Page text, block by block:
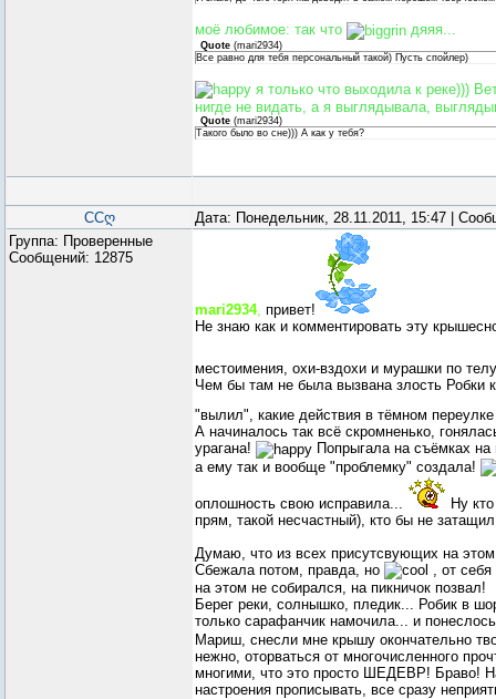
моё любимое: так что дяяя...
Quote (mari2934)
Все равно для тебя персональный такой) Пусть спойлер)
я только что выходила к реке)))
нигде не видать, а я выглядывала,
Quote (mari2934)
Такого было во сне))) А как у тебя?
ССღ
Дата: Понедельник, 28.11.2011, 15:47 |
Группа: Проверенные
Сообщений: 12875
mari2934, привет!
Не знаю как и комментировать эту
местоимения, охи-вздохи и мурашки по
Чем бы там не была вызвана злость Робки
"вылил", какие действия в тёмном
А начиналось так всё скромненько,
урагана!
Попрыгала на съёмках на
а ему так и вообще "проблемку" создала!
оплошность свою исправила...
Ну
прям, такой несчастный), кто бы не
Думаю, что из всех присутсвующих на
Сбежала потом, правда, но
, от
на этом не собирался, на пикничок позвал!
Берег реки, солнышко, пледик... Робик в
только сарафанчик намочила... и
Мариш, снесли мне крышу окончательно
нежно, оторваться от многочисленного
многими, что это просто ШЕДЕВР! Браво!
настроения прописывать, все сразу